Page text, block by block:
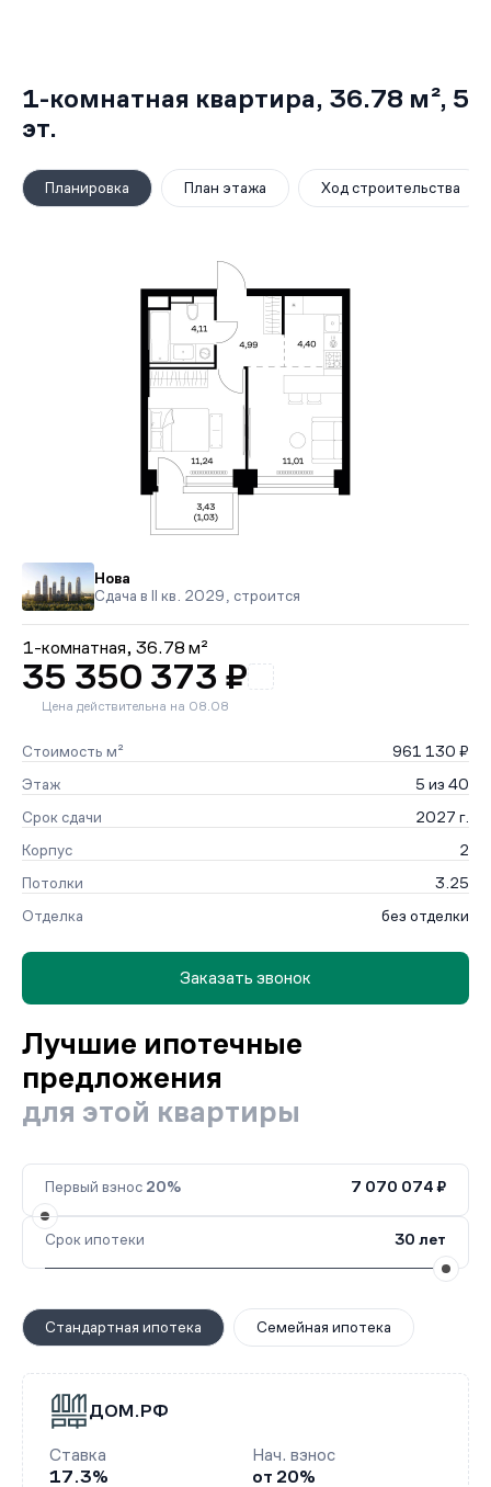
1-комнатная квартира, 36.78 м², 5
эт.
Планировка План этажа Ход строительства
Нова
Сдача в II кв. 2029, строится
1-комнатная, 36.78 м²
35 350 373 ₽
Цена действительна на 08.08
Стоимость м²
961 130 ₽
Этаж
5 из 40
Срок сдачи
2027 г.
Корпус
2
Потолки
3.25
Отделка
без отделки
Заказать звонок
Лучшие ипотечные
предложения
для этой квартиры
Первый взнос 20% 7 070 074 ₽
Срок ипотеки 30 лет
Стандартная ипотека Семейная ипотека
ДОМ.РФ
Ставка
17.3%
Нач. взнос
от 20%